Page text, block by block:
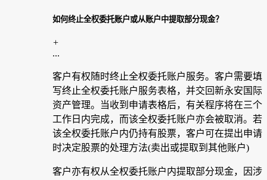
如何终止全权委托账户或从账户中提取部分现金？
+
...
客户有权随时终止全权委托账户服务。客户需要填
写终止全权委托账户服务表格，并交回新永安国际
资产管理。当收到申请表格后，有关程序将在三个
工作日内完成，而该全权委托账户亦会被取消。若
该全权委托账户内仍持有股票，客户可在提出申请
时决定股票的处理方法(卖出或提取到其他账户)
客户亦有权从全权委托账户内提取部分现金，因涉